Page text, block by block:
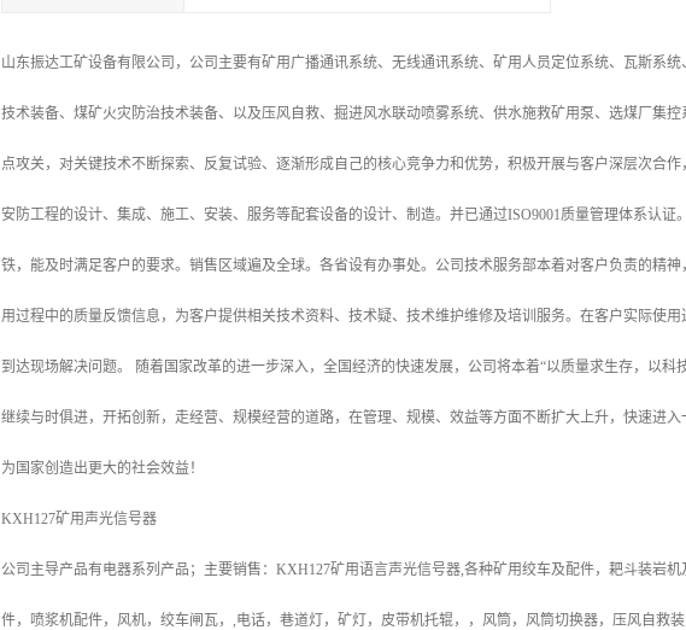
山东振达工矿设备有限公司，公司主要有矿用广播通讯系统、无线通讯系统、矿用人员定位系统、瓦斯系
技术装备、煤矿火灾防治技术装备、以及压风自救、掘进风水联动喷雾系统、供水施救矿用泵、选煤厂集
点攻关，对关键技术不断探索、反复试验、逐渐形成自己的核心竞争力和优势，积极开展与客户深层次合
安防工程的设计、集成、施工、安装、服务等配套设备的设计、制造。并已通过ISO9001质量管理体系认
铁，能及时满足客户的要求。销售区域遍及全球。各省设有办事处。公司技术服务部本着对客户负责的精
用过程中的质量反馈信息，为客户提供相关技术资料、技术疑、技术维护维修及培训服务。在客户实际使
到达现场解决问题。 随着国家改革的进一步深入，全国经济的快速发展，公司将本着“以质量求生存，以科
继续与时俱进，开拓创新，走经营、规模经营的道路，在管理、规模、效益等方面不断扩大上升，快速进
为国家创造出更大的社会效益！
KXH127矿用声光信号器
公司主导产品有电器系列产品；主要销售：KXH127矿用语言声光信号器,各种矿用绞车及配件，耙斗装岩
件，喷浆机配件，风机，绞车闸瓦，,电话，巷道灯，矿灯，皮带机托辊，，风筒，风筒切换器，压风自救